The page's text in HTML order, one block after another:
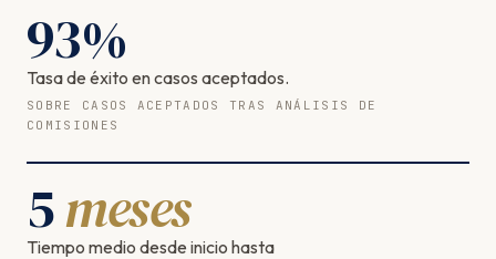
93%
Tasa de éxito en casos aceptados.
SOBRE CASOS ACEPTADOS TRAS ANÁLISIS DE
COMISIONES
5meses
Tiempo medio desde inicio hasta